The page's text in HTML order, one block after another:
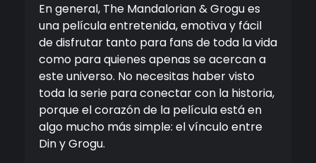
En general, The Mandalorian & Grogues
una película entretenida, emotiva y fácil
de disfrutar tanto para fans de toda la vida
como para quienes apenas se acercan a
este universo. No necesitas haber visto
toda la serie para conectar con la historia,
porque el corazón de la película está en
algo mucho más simple: el vínculo entre
Din y Grogu.